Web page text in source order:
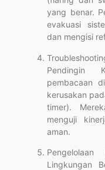
yang benar.
evakuasi
dan mengisi
Pendingin
pembacaan
kerusakan
timer).
menguji
aman.
Lingkungan